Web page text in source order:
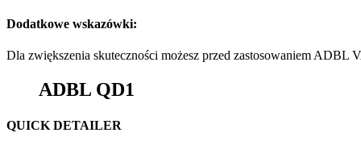
Dodatkowe wskazówki:
Dla zwiększenia skuteczności możesz przed zastosowaniem
ADBL QD1
QUICK DETAILER